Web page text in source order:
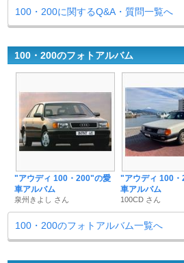
100・200に関するQ&A・質問一覧へ
100・200のフォトアルバム
"アウディ 100・200"の愛
車アルバム
泉州きよし さん
"アウディ 100
車アルバム
100CD さん
100・200のフォトアルバム一覧へ